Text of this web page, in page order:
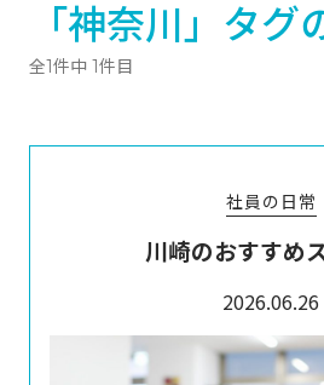
「神奈川」タグ
全1件中 1件目
社員の日常
川崎のおすすめ
2026.06.26